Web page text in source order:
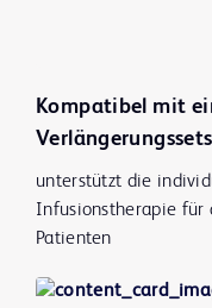
Kompatibel mit
Verlängerungssets
unterstützt die
Infusionstherapie für
Patienten